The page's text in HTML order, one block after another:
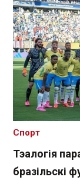
Тэалогія
бразільскі
Спорт